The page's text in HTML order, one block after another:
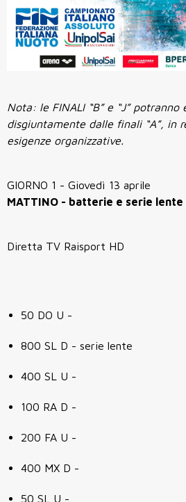
Nota: le FINALI “B” e “J” potranno
disgiuntamente dalle finali “A”, in
esigenze organizzative.
GIORNO 1 - Giovedì 13 aprile
MATTINO - batterie e serie lente
Diretta TV Raisport HD
50 DO U -
800 SL D - serie lente
400 SL U -
100 RA D -
200 FA U -
400 MX D -
50 SL U -